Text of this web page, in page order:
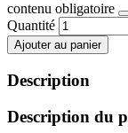
contenu obligatoire
Quantité
Ajouter au panier
Description
Description du